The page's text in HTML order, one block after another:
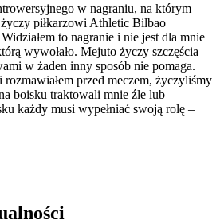
w nagraniu, na którym
piłkarzowi Athletic Bilbao
to nagranie i nie jest dla mnie
wywołało. Mejuto życzy szczęścia
w żaden inny sposób nie pomaga.
przed meczem, życzyliśmy
boisku traktowali mnie źle lub
każdy musi wypełniać swoją rolę –